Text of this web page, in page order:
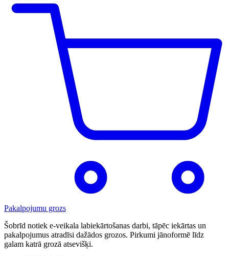
Pakalpojumu grozs
Šobrīd notiek e-veikala labiekārtošanas darbi, tāpēc iekārtas un
pakalpojumus atradīsi dažādos grozos. Pirkumi jānoformē līdz
galam katrā grozā atsevišķi.